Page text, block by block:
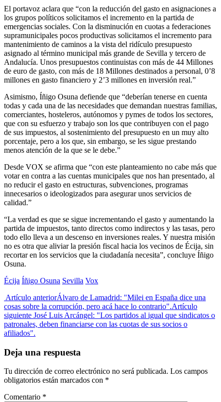
El portavoz aclara que “con la reducción del gasto en asignaciones a
los grupos políticos solicitamos el incremento en la partida de
emergencias sociales. Con la disminución en cuotas a federaciones
supramunicipales pocos productivas solicitamos el incremento para
mantenimiento de caminos a la vista del ridículo presupuesto
asignado al término municipal más grande de Sevilla y tercero de
Andalucía. Unos presupuestos continuistas con más de 44 Millones
de euro de gasto, con más de 18 Millones destinados a personal, 0’8
millones en gasto financiero y 2’3 millones en inversión real.”
Asimismo, Íñigo Osuna defiende que “deberían tenerse en cuenta
todas y cada una de las necesidades que demandan nuestras familias,
comerciantes, hosteleros, autónomos y pymes de todos los sectores,
que con su esfuerzo y trabajo son los que contribuyen con el pago
de sus impuestos, al sostenimiento del presupuesto en un muy alto
porcentaje, pero a los que, sin embargo, se les sigue prestando
menos atención de la que se le debe.”
Desde VOX se afirma que “con este planteamiento no cabe más que
votar en contra a las cuentas municipales que nos han presentado, al
no reducir el gasto en estructuras, subvenciones, programas
innecesarios o ideologizados para asegurar unos servicios de
calidad.”
“La verdad es que se sigue incrementando el gasto y aumentando la
partida de impuestos, tanto directos como indirectos y las tasas, pero
todo ello lleva a un descenso en inversiones reales. Y nuestra misión
no es otra que aliviar la presión fiscal hacia los vecinos de Écija, sin
recortar en los servicios que la ciudadanía necesita”, concluye Íñigo
Osuna.
Écija Íñigo Osuna Sevilla Vox
Artículo anteriorÁlvaro de Lamadrid: "Milei en España dice una
cosas sobre la corrupción, pero acá hace lo contrario".Artículo
siguiente José Luis Arcángel: "Los partidos al igual que sindicatos o
patronales, deben financiarse con las cuotas de sus socios o
afiliados".
Deja una respuesta
Tu dirección de correo electrónico no será publicada. Los campos
obligatorios están marcados con *
Comentario *